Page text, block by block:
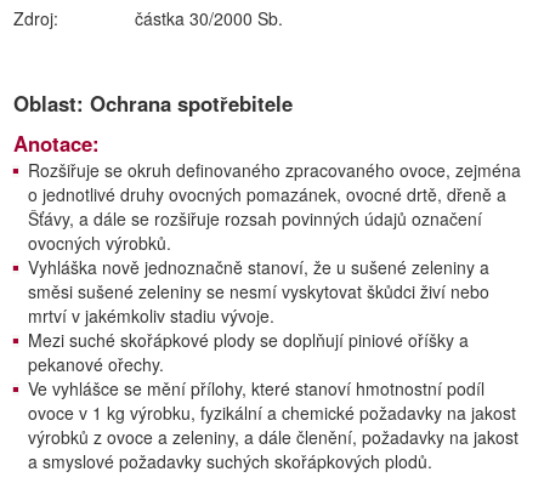
Zdroj:
částka 30/2000 Sb.
Oblast: Ochrana spotřebitele
Anotace:
Rozšiřuje se okruh definovaného zpracovaného ovoce, zejména
o jednotlivé druhy ovocných pomazánek, ovocné drtě, dřeně a
Šťávy, a dále se rozšiřuje rozsah povinných údajů označení
ovocných výrobků.
Vyhláška nově jednoznačně stanoví, že u sušené zeleniny a
směsi sušené zeleniny se nesmí vyskytovat škůdci živí nebo
mrtví v jakémkoliv stadiu vývoje.
Mezi suché skořápkové plody se doplňují piniové oříšky a
pekanové ořechy.
Ve vyhlášce se mění přílohy, které stanoví hmotnostní podíl
ovoce v 1 kg výrobku, fyzikální a chemické požadavky na jakost
výrobků z ovoce a zeleniny, a dále členění, požadavky na jakost
a smyslové požadavky suchých skořápkových plodů.